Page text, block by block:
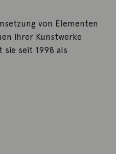
von Elementen
ihrer Kunstwerke
seit 1998 als